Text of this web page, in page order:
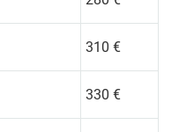
310 €
330 €